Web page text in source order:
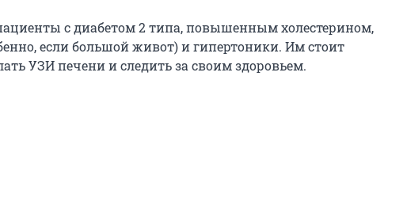
с диабетом 2 типа, повышенным холестерином,
если большой живот) и гипертоники. Им стоит
УЗИ печени и следить за своим здоровьем.